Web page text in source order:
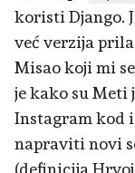
koristi Django.
već verzija
Misao koji mi
je kako su
Instagram kod
napraviti novi
(definicija